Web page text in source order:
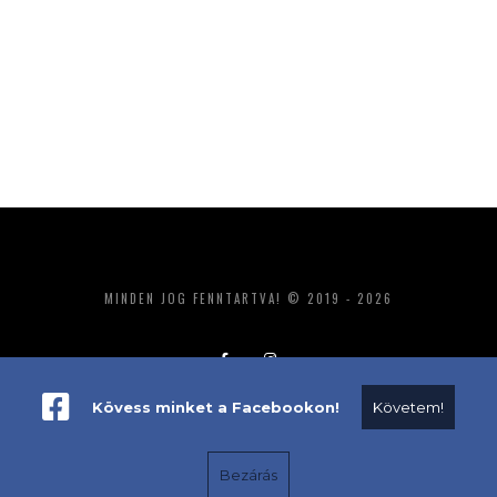
MINDEN JOG FENNTARTVA! © 2019 - 2026
ADATKEZELÉS IMPRESSZUM MÉDIAAJÁNLAT
Kövess minket a Facebookon! Követem!
Bezárás